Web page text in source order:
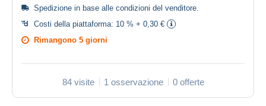
Spedizione in base alle condizioni del venditore
Costi della piattaforma: 10 % + 0,30 €
Rimangono 5 giorni
84 visite 1 osservazione 0 offerte